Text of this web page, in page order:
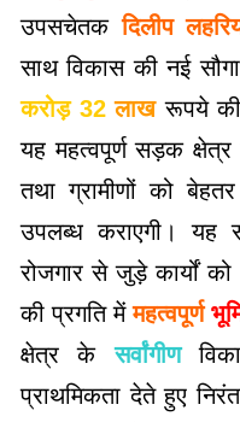
उपसचेतकदिलीप
साथ विकास की नई
करोड़ 32 लाखरूपये की
यह महत्वपूर्ण सड़क
तथा ग्रामीणों को
उपलब्ध कराएगी। यह
रोजगार से जुड़े कार्यों
की प्रगति मेंमहत्वपूर्ण
क्षेत्र केसर्वांगीण
प्राथमिकता देते हुए